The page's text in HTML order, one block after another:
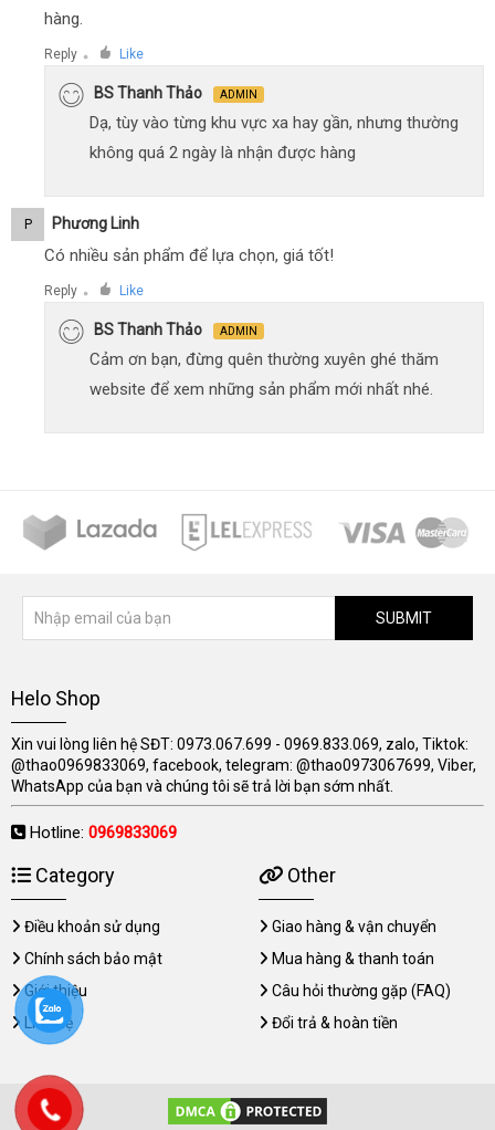
hàng.
Reply ● Like
BS Thanh Thảo ADMIN
Dạ, tùy vào từng khu vực xa hay gần, nhưng thường
không quá 2 ngày là nhận được hàng
P Phương Linh
Có nhiều sản phẩm để lựa chọn, giá tốt!
Reply ● Like
BS Thanh Thảo ADMIN
Cảm ơn bạn, đừng quên thường xuyên ghé thăm
website để xem những sản phẩm mới nhất nhé.
SUBMIT
Helo Shop
Xin vui lòng liên hệ SĐT: 0973.067.699 - 0969.833.069, zalo, Tiktok:
@thao0969833069, facebook, telegram: @thao0973067699, Viber,
WhatsApp của bạn và chúng tôi sẽ trả lời bạn sớm nhất.
Hotline: 0969833069
Category
Điều khoản sử dụng
Chính sách bảo mật
Giới thiệu
Liên hệ
Other
Giao hàng & vận chuyển
Mua hàng & thanh toán
Câu hỏi thường gặp (FAQ)
Đổi trả & hoàn tiền